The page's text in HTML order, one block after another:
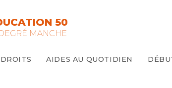
50
MANCHE
AIDES AU QUOTIDIEN